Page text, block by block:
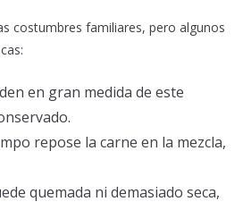
costumbres familiares, pero algunos
en gran medida de este
repose la carne en la mezcla,
quemada ni demasiado seca,